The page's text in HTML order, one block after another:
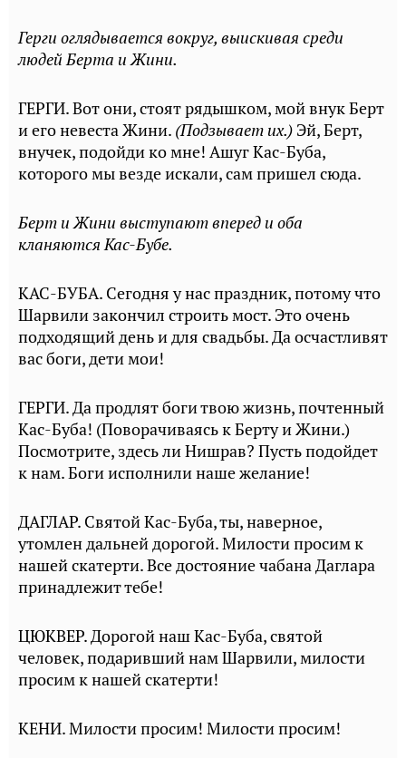
Герги оглядывается вокруг, выискивая среди
людей Берта и Жини.
ГЕРГИ. Вот они, стоят рядышком, мой внук Берт
и его невеста Жини. (Подзывает их.) Эй, Берт,
внучек, подойди ко мне! Ашуг Кас-Буба,
которого мы везде искали, сам пришел сюда.
Берт и Жини выступают вперед и оба
кланяются Кас-Бубе.
КАС-БУБА. Сегодня у нас праздник, потому что
Шарвили закончил строить мост. Это очень
подходящий день и для свадьбы. Да осчастливят
вас боги, дети мои!
ГЕРГИ. Да продлят боги твою жизнь, почтенный
Кас-Буба! (Поворачиваясь к Берту и Жини.)
Посмотрите, здесь ли Нишрав? Пусть подойдет
к нам. Боги исполнили наше желание!
ДАГЛАР. Святой Кас-Буба, ты, наверное,
утомлен дальней дорогой. Милости просим к
нашей скатерти. Все достояние чабана Даглара
принадлежит тебе!
ЦЮКВЕР. Дорогой наш Кас-Буба, святой
человек, подаривший нам Шарвили, милости
просим к нашей скатерти!
КЕНИ. Милости просим! Милости просим!